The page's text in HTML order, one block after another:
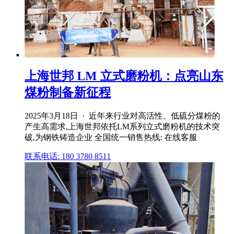
上海世邦 LM 立式磨粉机：点亮山东
煤粉制备新征程
2025年3月18日 · 近年来行业对高活性、低硫分煤粉的
产生高需求,上海世邦依托LM系列立式磨粉机的技术突
破,为钢铁铸造企业 全国统一销售热线: 在线客服
联系电话: 180 3780 8511